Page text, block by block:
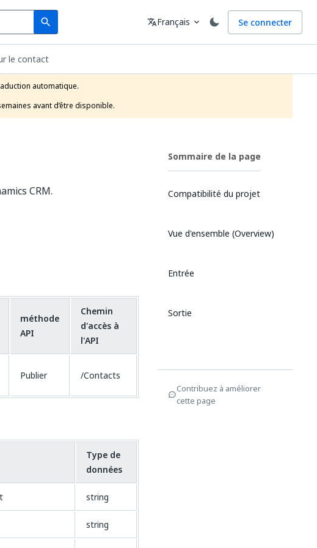
search
Search Langue
translateFrançais expand_more Se connecter
le contact
automatique.
avant d’être disponible.
CRM.
méthode
API
Chemin
d'accès à
l'API
Publier /Contacts
Type de
données
string
string
Sommaire de la page
Compatibilité du projet
Vue d'ensemble (Overview)
Entrée
Sortie
Contribuez à améliorer
cette page